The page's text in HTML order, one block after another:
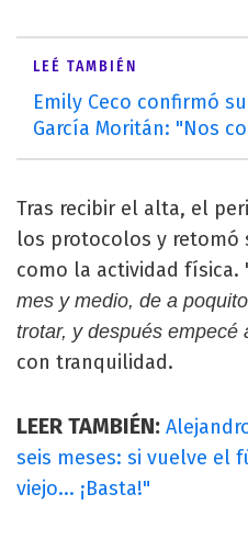
LEÉ TAMBIÉN
Emily Ceco confirmó
García Moritán: "Nos
Tras recibir el alta, el
los protocolos y retomó
como la actividad física.
mes y medio, de a
trotar, y después empecé
con tranquilidad.
LEER TAMBIÉN:
seis meses: si vuelve el
viejo... ¡Basta!"